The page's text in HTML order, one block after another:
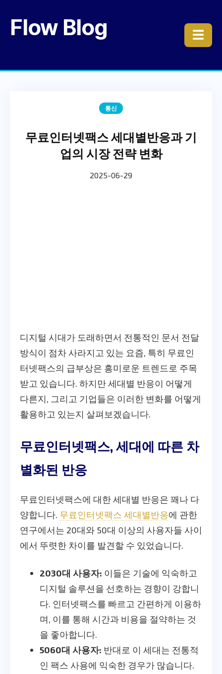
Flow Blog ☰
통신
무료인터넷팩스 세대별반응과 기
업의 시장 전략 변화
2025-06-29
디지털 시대가 도래하면서 전통적인 문서 전달
방식이 점차 사라지고 있는 요즘, 특히 무료인
터넷팩스의 급부상은 흥미로운 트렌드로 주목
받고 있습니다. 하지만 세대별 반응이 어떻게
다른지, 그리고 기업들은 이러한 변화를 어떻게
활용하고 있는지 살펴보겠습니다.
무료인터넷팩스, 세대에 따른 차
별화된 반응
무료인터넷팩스에 대한 세대별 반응은 꽤나 다
양합니다. 무료인터넷팩스 세대별반응에 관한
연구에서는 20대와 50대 이상의 사용자들 사이
에서 뚜렷한 차이를 발견할 수 있었습니다.
2030대 사용자: 이들은 기술에 익숙하고
디지털 솔루션을 선호하는 경향이 강합니
다. 인터넷팩스를 빠르고 간편하게 이용하
며, 이를 통해 시간과 비용을 절약하는 것
을 좋아합니다.
5060대 사용자: 반대로 이 세대는 전통적
인 팩스 사용에 익숙한 경우가 많습니다.